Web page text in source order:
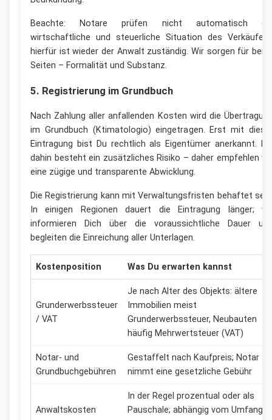
Beachte: Notare prüfen nicht automatisch
wirtschaftliche und steuerliche Situation des
hierfür ist wieder der Anwalt zuständig. Wir sorgen für
Seiten – Formalität und Substanz.
5. Registrierung im Grundbuch
Nach Zahlung aller anfallenden Kosten wird die
im Grundbuch (Ktimatologio) eingetragen. Erst mit
Eintragung bist Du rechtlich als Eigentümer anerkannt.
dahin besteht ein zusätzliches Risiko – daher empfehlen
eine zügige und transparente Abwicklung.
Die Registrierung kann mit Verwaltungsfristen behaftet
In einigen Regionen dauert die Eintragung länger;
informieren Dich über die voraussichtliche Dauer
begleiten die Einreichung aller Unterlagen.
Kostenposition Was Du erwarten kannst
Grunderwerbssteuer
/ VAT
Je nach Alter des Objekts: ältere
Immobilien meist
Grunderwerbssteuer, Neubauten
häufig Mehrwertsteuer (VAT)
Notar- und
Grundbuchgebühren
Gestaffelt nach Kaufpreis; Notar
nimmt eine gesetzliche Gebühr
Anwaltskosten
In der Regel prozentual oder als
Pauschale; abhängig vom Umfang